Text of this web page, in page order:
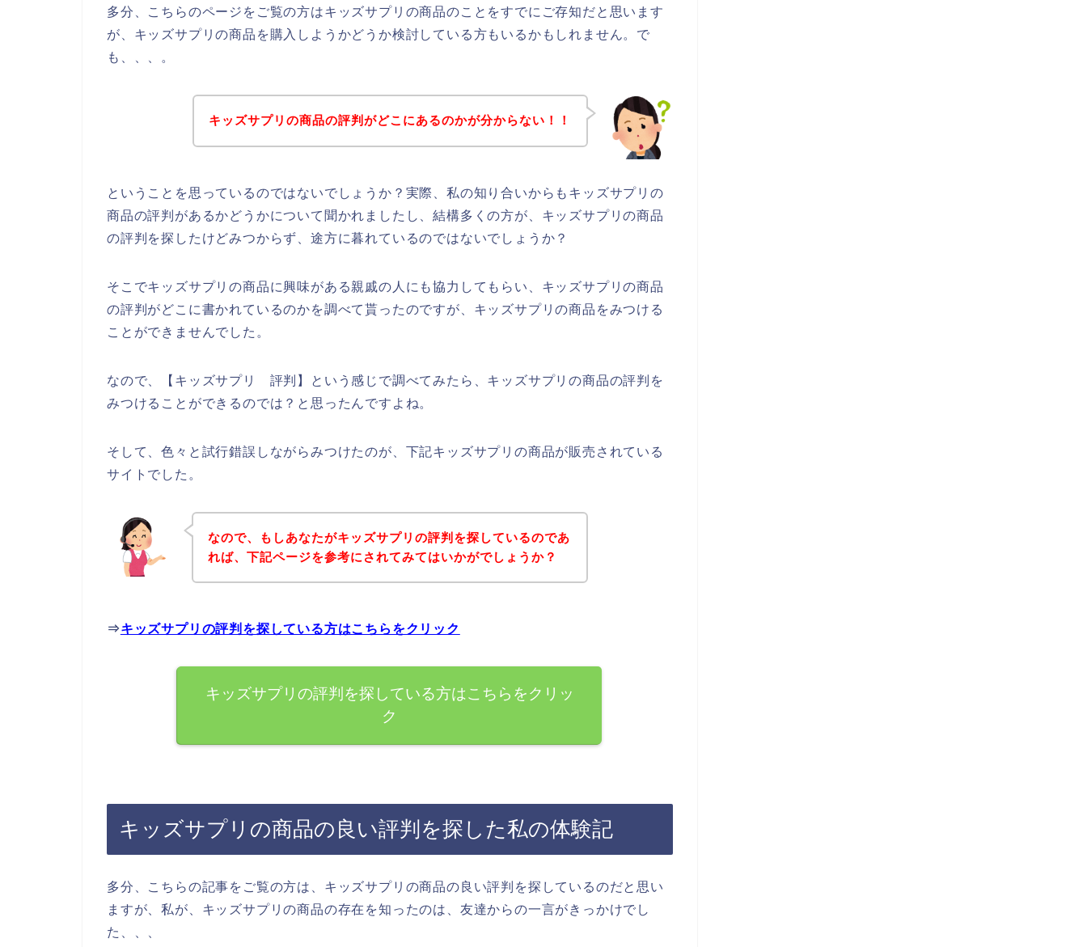
多分、こちらのページをご覧の方はキッズサプリの商品のことをすでにご存知だと思います
が、キッズサプリの商品を購入しようかどうか検討している方もいるかもしれません。で
も、、、。
キッズサプリの商品の評判がどこにあるのかが分からない！！
ということを思っているのではないでしょうか？実際、私の知り合いからもキッズサプリの
商品の評判があるかどうかについて聞かれましたし、結構多くの方が、キッズサプリの商品
の評判を探したけどみつからず、途方に暮れているのではないでしょうか？
そこでキッズサプリの商品に興味がある親戚の人にも協力してもらい、キッズサプリの商品
の評判がどこに書かれているのかを調べて貰ったのですが、キッズサプリの商品をみつける
ことができませんでした。
なので、【キッズサプリ 評判】という感じで調べてみたら、キッズサプリの商品の評判を
みつけることができるのでは？と思ったんですよね。
そして、色々と試行錯誤しながらみつけたのが、下記キッズサプリの商品が販売されている
サイトでした。
なので、もしあなたがキッズサプリの評判を探しているのであ
れば、下記ページを参考にされてみてはいかがでしょうか？
⇒キッズサプリの評判を探している方はこちらをクリック
キッズサプリの評判を探している方はこちらをクリッ
ク
キッズサプリの商品の良い評判を探した私の体験記
多分、こちらの記事をご覧の方は、キッズサプリの商品の良い評判を探しているのだと思い
ますが、私が、キッズサプリの商品の存在を知ったのは、友達からの一言がきっかけでし
た、、、